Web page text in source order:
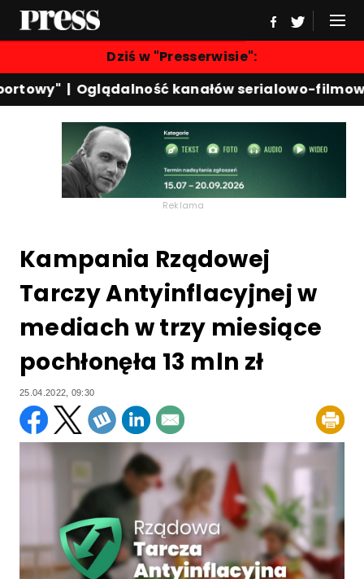
Dziś w "Presserwisie":
|Oglądalność kanałów serialowo-
Reklama
Kampania Rządowej
Tarczy Antyinflacyjnej w
mediach w trzy miesiące
pochłonęła 13 mln zł
25.04.2022, 09:30